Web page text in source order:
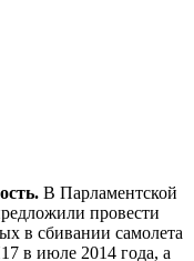
В Парламентской
провести
в сбивании самолета
в июле 2014 года, а